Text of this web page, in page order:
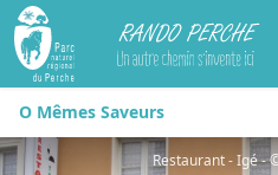
Rando Perche
O Mêmes Saveurs
Restaurant - Igé -